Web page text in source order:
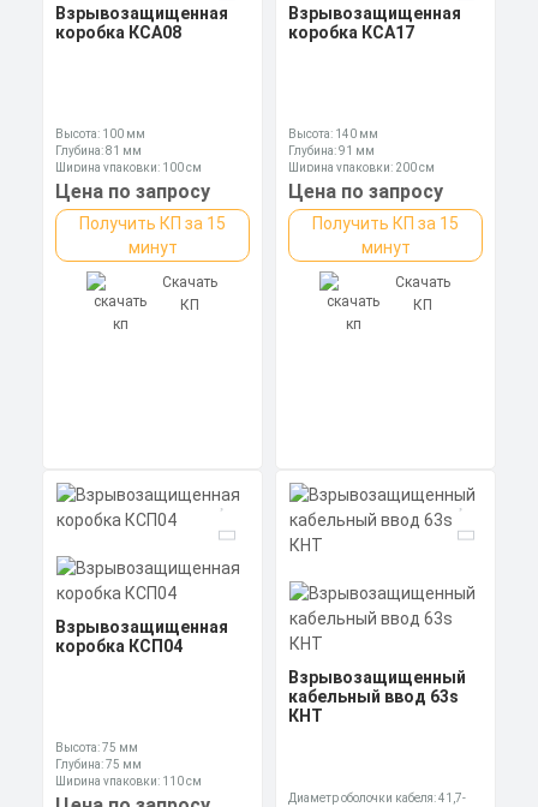
Взрывозащищенная
коробка КСА08
Высота: 100 мм
Глубина: 81 мм
Ширина упаковки: 100 см
Цена по запросу
Получить КП за 15
минут
Скачать
КП
Взрывозащищенная
коробка КСА17
Высота: 140 мм
Глубина: 91 мм
Ширина упаковки: 200 см
Цена по запросу
Получить КП за 15
минут
Скачать
КП
Взрывозащищенная
коробка КСП04
Высота: 75 мм
Глубина: 75 мм
Ширина упаковки: 110 см
Взрывозащищенный
кабельный ввод 63s
КНТ
Диаметр оболочки кабеля: 41,7-